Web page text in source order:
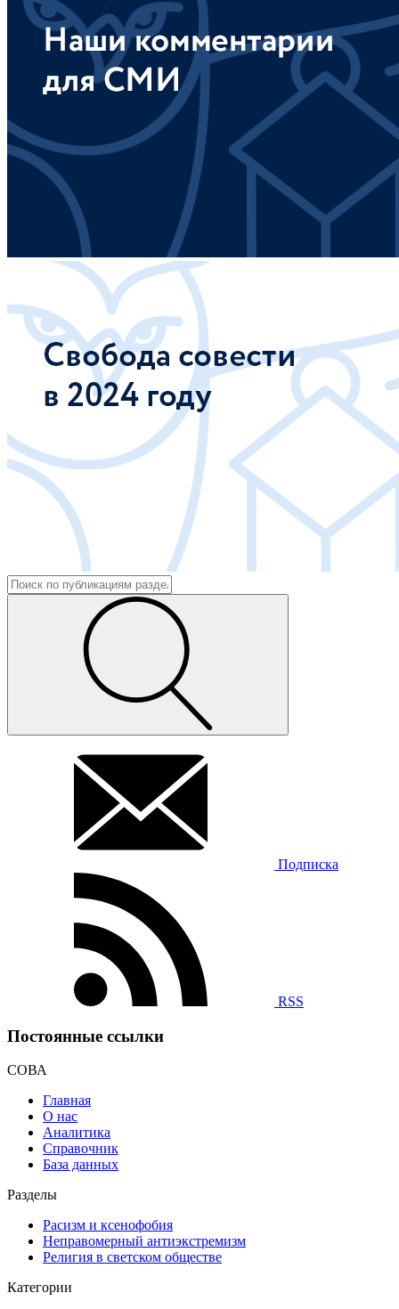
Подписка
RSS
Постоянные ссылки
СОВА
Главная
О нас
Аналитика
Справочник
База данных
Разделы
Расизм и ксенофобия
Неправомерный антиэкстремизм
Религия в светском обществе
Категории